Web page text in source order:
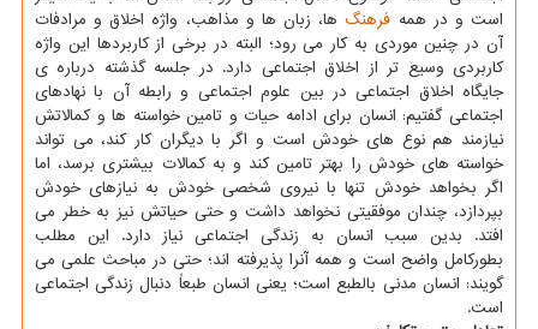
است و در همه فرهنگ ها، زبان ها و مذاهب، واژه اخلاق و مرادفات
آن در چنین موردی به کار می رود؛ البته در برخی از کاربردها این واژه
کاربردی وسیع تر از اخلاق اجتماعی دارد. در جلسه گذشته درباره ی
جایگاه اخلاق اجتماعی در بین علوم اجتماعی و رابطه آن با نهادهای
اجتماعی گفتیم: انسان برای ادامه حیات و تامین خواسته ها و کمالاتش
نیازمند هم نوع های خودش است و اگر با دیگران کار کند، می تواند
خواسته های خودش را بهتر تامین کند و به کمالات بیشتری برسد، اما
اگر بخواهد خودش تنها با نیروی شخصی خودش به نیازهای خودش
بپردازد، چندان موفقیتی نخواهد داشت و حتی حیاتش نیز به خطر می
افتد. بدین سبب انسان به زندگی اجتماعی نیاز دارد. این مطلب
بطورکامل واضح است و همه آنرا پذیرفته اند؛ حتی در مباحث علمی می
گویند: انسان مدنی بالطبع است؛ یعنی انسان طبعاً دنبال زندگی اجتماعی
است.